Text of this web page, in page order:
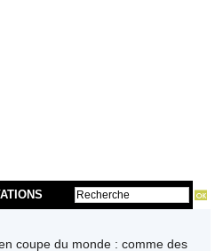
coupe du monde : comme des